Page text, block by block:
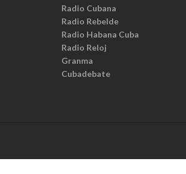
Radio Cubana
Radio Rebelde
Radio Habana Cuba
Radio Reloj
Granma
Cubadebate